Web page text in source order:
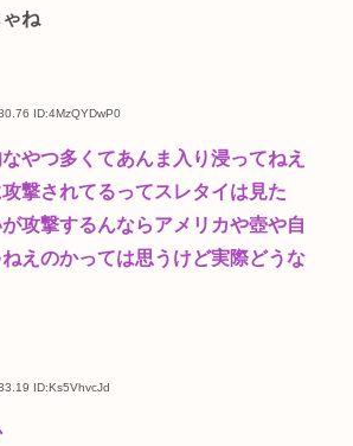
ね
ID:4MzQYDwP0
やつ多くてあんま入り浸ってねえ
撃されてるってスレタイは見た
攻撃するんならアメリカや壺や自
えのかっては思うけど実際どうな
ID:Ks5VhvcJd